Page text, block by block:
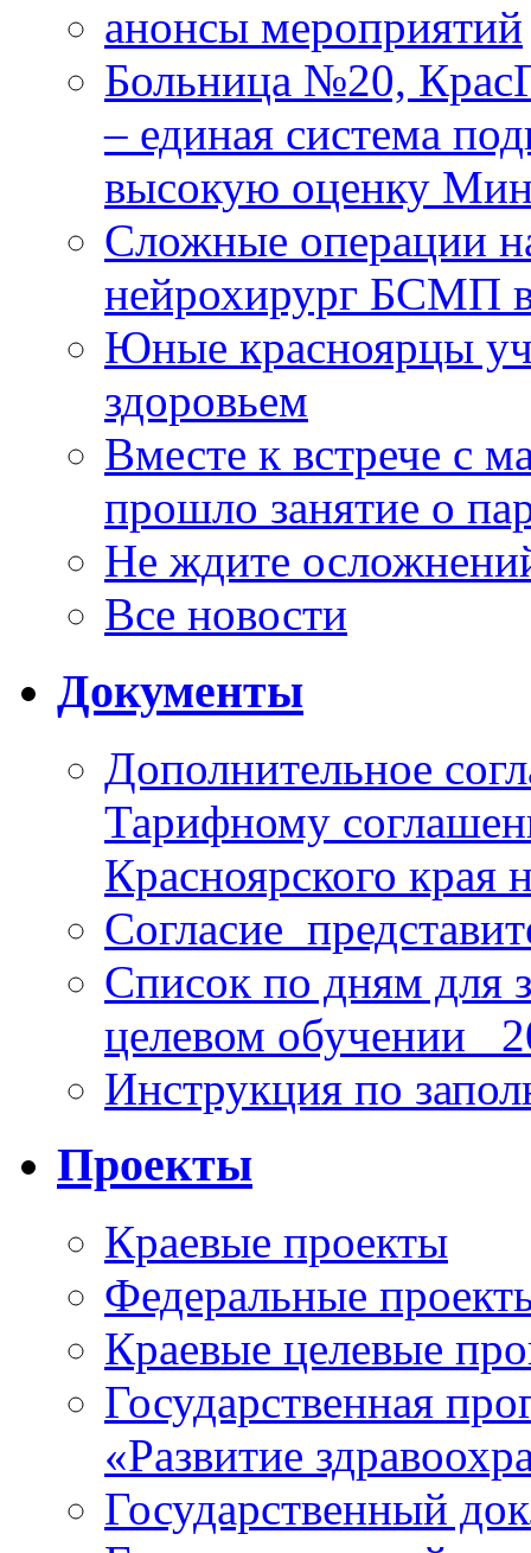
анонсы мероприятий
Больница №20,
– единая система
высокую оценку
Сложные операции
нейрохирург БСМП
Юные красноярцы
здоровьем
Вместе к встрече с
прошло занятие о
Не ждите
Все новости
Документы
Дополнительное
Тарифному
Красноярского края
Список по дням для
целевом обучении_
Инструкция по
Проекты
Краевые проекты
Федеральные
Краевые целевые
Государственная
«Развитие
Государственный